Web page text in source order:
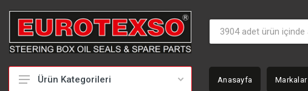
Ürün Kategorileri Anasayfa Markalar